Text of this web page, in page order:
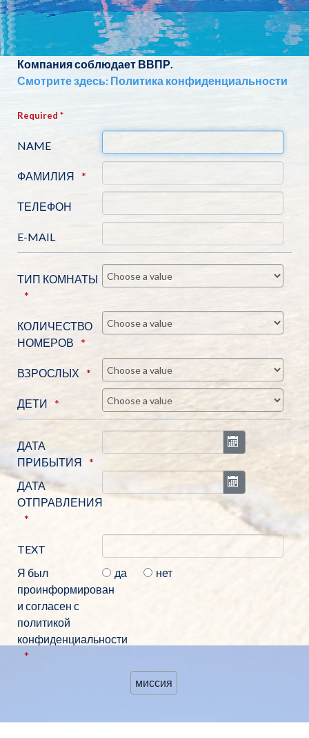
Компания соблюдает ВВПР.
Смотрите здесь: Политика конфиденциальности
Required *
NAME
ФАМИЛИЯ
ТЕЛЕФОН
E-MAIL
ТИП КОМНАТЫ
КОЛИЧЕСТВО
НОМЕРОВ
ВЗРОСЛЫХ
ДЕТИ
ДАТА
ПРИБЫТИЯ
Открыть
ДАТА
ОТПРАВЛЕНИЯ
TEXT
Я был
проинформирован
и согласен с
политикой
конфиденциальности
да нет